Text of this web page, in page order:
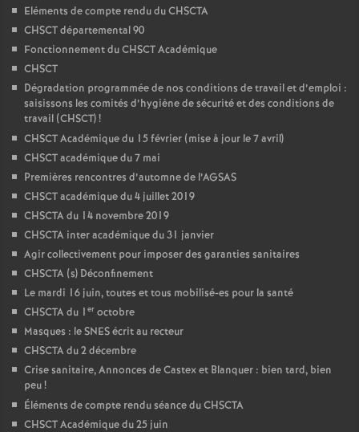
Eléments de compte rendu du CHSCTA
CHSCT départemental 90
Fonctionnement du CHSCT Académique
CHSCT
Dégradation programmée de nos conditions de travail et d’emploi :
saisissons les comités d’hygiène de sécurité et des conditions de
travail (CHSCT)!
CHSCT Académique du 15 février (mise à jour le 7 avril)
CHSCT académique du 7 mai
Premières rencontres d’automne de l’AGSAS
CHSCT académique du 4 juillet 2019
CHSCTA du 14 novembre 2019
CHSCTA inter académique du 31 janvier
Agir collectivement pour imposer des garanties sanitaires
CHSCTA (s) Déconfinement
Le mardi 16 juin, toutes et tous mobilisé-es pour la santé
CHSCTA du 1 er octobre
Masques : le SNES écrit au recteur
CHSCTA du 2 décembre
Crise sanitaire, Annonces de Castex et Blanquer : bien tard, bien
peu!
Éléments de compte rendu séance du CHSCTA
CHSCT Académique du 25 juin